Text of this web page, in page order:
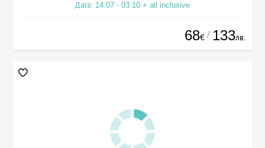
Дата: 14.07 - 03.10 + all inclusive
68€ / 133лв.